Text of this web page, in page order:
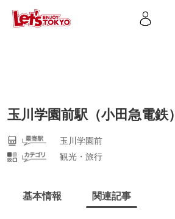
玉川学園前駅（小田急電鉄）
玉川学園前
観光・旅行
基本情報 関連記事